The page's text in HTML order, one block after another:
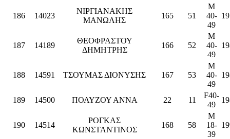
186 14023
ΝΙΡΓΙΑΝΑΚΗΣ
ΜΑΝΩΛΗΣ
165 51
M
40-
49
187 14189
ΘΕΟΦΡΑΣΤΟΥ
ΔΗΜΗΤΡΗΣ
166 52
M
40-
49
188 14591 ΤΣΟΥΜΑΣ ΔΙΟΝΥΣΗΣ 167 53
M
40-
49
189 14500 ΠΟΛΥΖΟΥ ΑΝΝΑ 22 11
F40-
49
190 14514
ΡΟΓΚΑΣ
ΚΩΝΣΤΑΝΤΙΝΟΣ
168 58
M
18-
39